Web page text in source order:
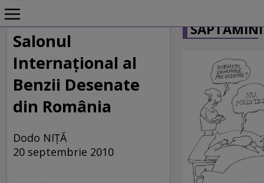
Home
La zi în cultură
DILEMA VECHE VĂ RECOMANDĂ
Salonul
Internațional al
Benzii Desenate
din România
Dodo NIȚĂ
20 septembrie 2010